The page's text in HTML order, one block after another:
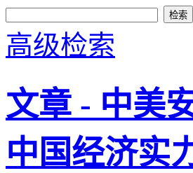
高级检索
文章 - 中美
中国经济实